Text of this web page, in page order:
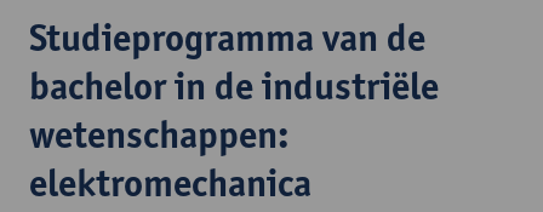
Studieprogramma van de
bachelor in de industriële
wetenschappen:
elektromechanica